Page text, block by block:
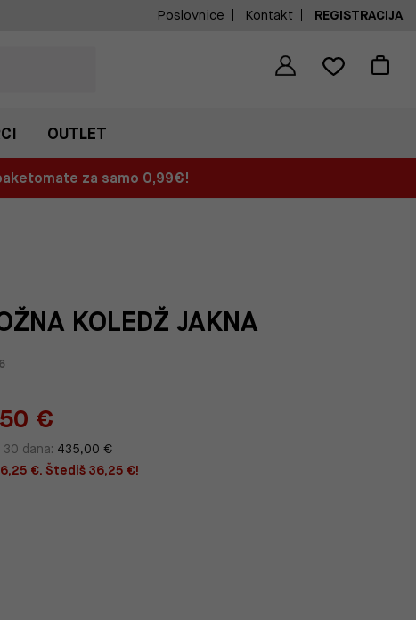
Poslovnice Kontakt REGISTRACIJA
OUTLET
za samo 0,99€!
KOLEDŽ JAKNA
€
dana: 435,00 €
€. Štediš 36,25 €!